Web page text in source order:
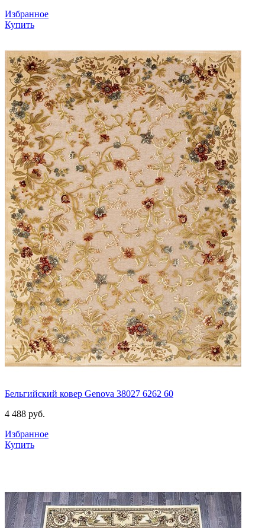
Избранное
Купить
Бельгийский ковер Genova 38027 6262 60
4 488 руб.
Избранное
Купить